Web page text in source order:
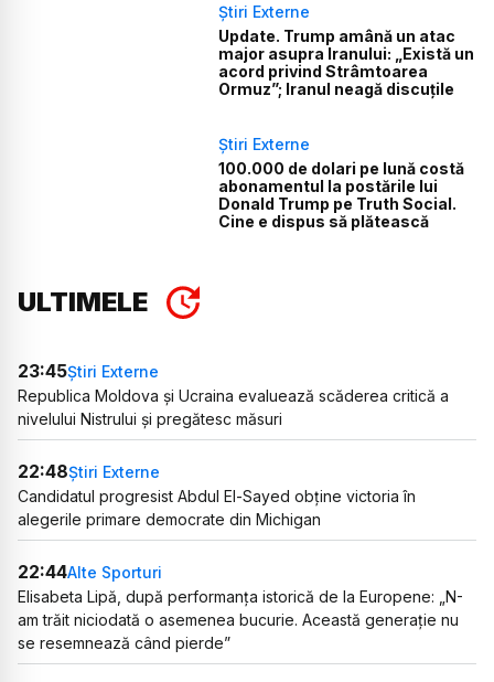
Știri Externe
Update. Trump amână un atac
major asupra Iranului: „Există un
acord privind Strâmtoarea
Ormuz”; Iranul neagă discuțile
Știri Externe
100.000 de dolari pe lună costă
abonamentul la postările lui
Donald Trump pe Truth Social.
Cine e dispus să plătească
ULTIMELE
23:45Știri Externe
Republica Moldova și Ucraina evaluează scăderea critică a
nivelului Nistrului și pregătesc măsuri
22:48Știri Externe
Candidatul progresist Abdul El-Sayed obține victoria în
alegerile primare democrate din Michigan
22:44Alte Sporturi
Elisabeta Lipă, după performanța istorică de la Europene: „N-
am trăit niciodată o asemenea bucurie. Această generație nu
se resemnează când pierde”